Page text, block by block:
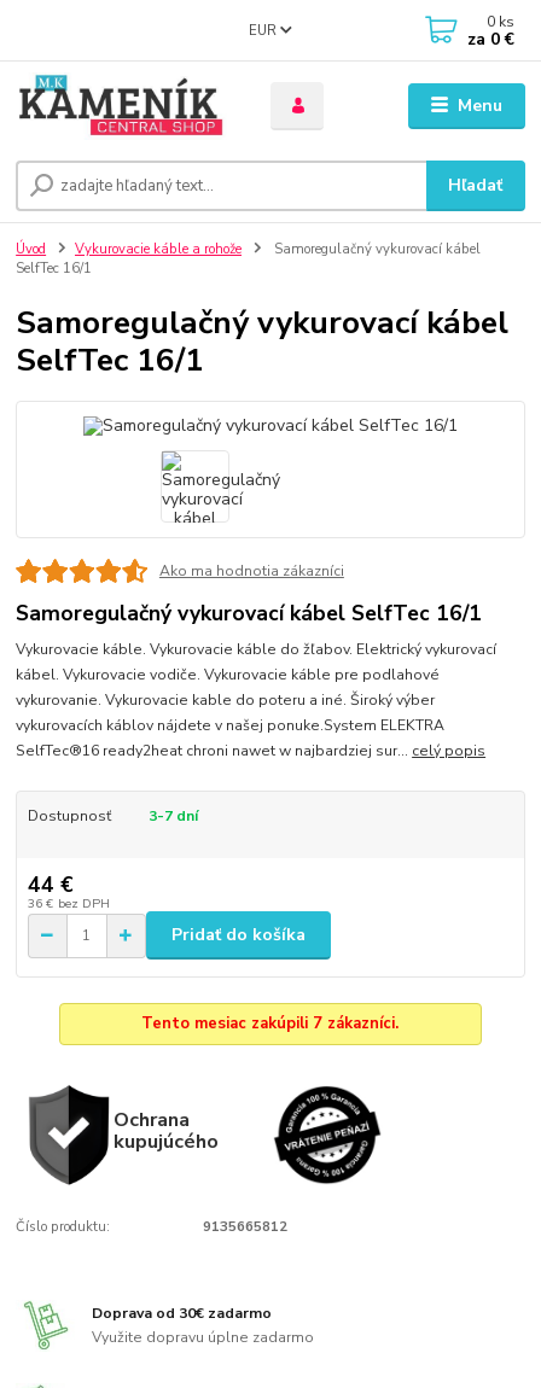
Menu
EUR
Hľadať
0 ks
za 0 €
Úvod Vykurovacie káble a rohože
Samoregulačný vykurovací kábel
SelfTec 16/1
Samoregulačný vykurovací kábel
SelfTec 16/1
Ako ma hodnotia zákazníci
Samoregulačný vykurovací kábel SelfTec 16/1
Vykurovacie káble. Vykurovacie káble do žľabov. Elektrický vykurovací
kábel. Vykurovacie vodiče. Vykurovacie káble pre podlahové
vykurovanie. Vykurovacie kable do poteru a iné. Široký výber
vykurovacích káblov nájdete v našej ponuke.System ELEKTRA
SelfTec®16 ready2heat chroni nawet w najbardziej sur... celý popis
Dostupnosť 3-7 dní
44 €
36 € bez DPH
Pridať do košíka
Tento mesiac zakúpili 7 zákazníci.
Ochrana
kupujúcého
Číslo produktu: 9135665812
Doprava od 30€ zadarmo
Využite dopravu úplne zadarmo